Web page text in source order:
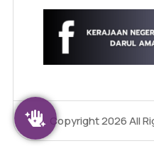
Copyright 2026All